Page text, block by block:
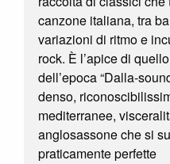
canzone italiana, tra
variazioni di ritmo e
rock. È l’apice di
dell’epoca “Dalla-
denso,
mediterranee,
anglosassone che si
praticamente perfette